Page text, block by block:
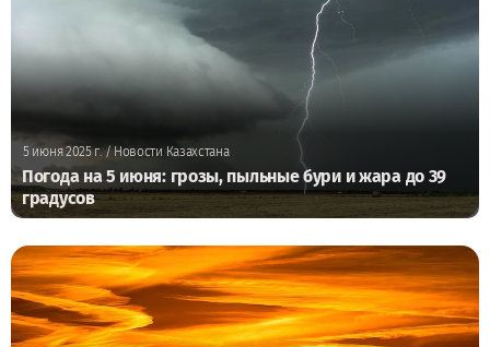
5 июня 2025 г./ Новости Казахстана
Погода на 5 июня: грозы, пыльные бури и жара до 39
градусов